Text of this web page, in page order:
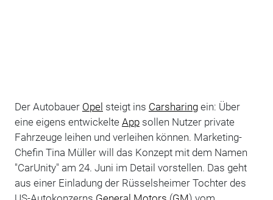
Der Autobauer Opel steigt ins Carsharingein: Über
eine eigens entwickelte Appsollen Nutzer private
Fahrzeuge leihen und verleihen können. Marketing-
Chefin Tina Müller will das Konzept mit dem Namen
"CarUnity" am 24. Juni im Detail vorstellen. Das geht
aus einer Einladung der Rüsselsheimer Tochter des